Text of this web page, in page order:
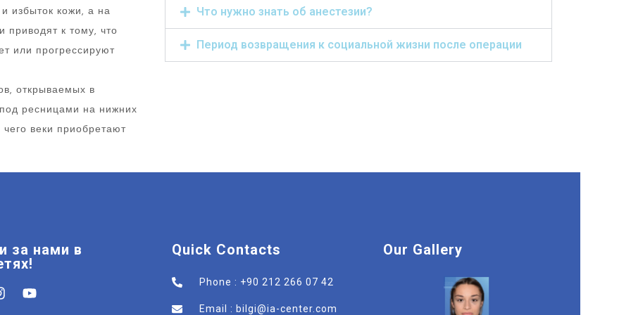
избыток кожи, а на
к тому, что
или прогрессируют
открываемых в
ресницами на нижних
веки приобретают
Что нужно знать об анестезии?
Период возвращения к социальной жизни после операции
за нами в
Quick Contacts
Phone : +90 212 266 07 42
Email : bilgi@ia-center.com
Our Gallery